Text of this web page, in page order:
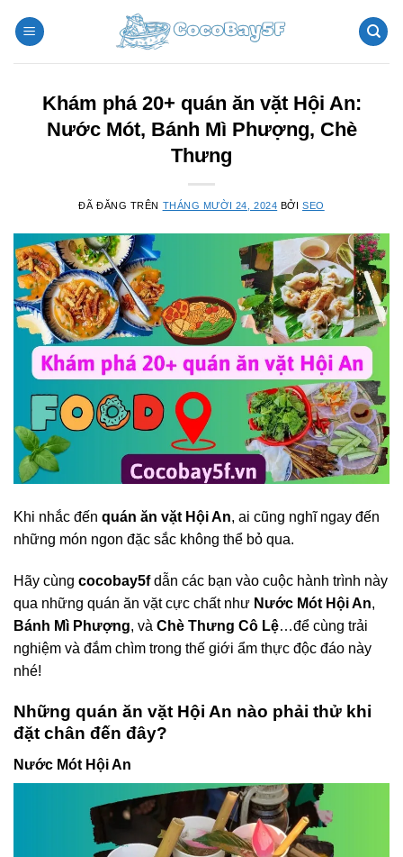
đến
Khám phá 20+ quán ăn vặt Hội An:
Nước Mót, Bánh Mì Phượng, Chè
Thưng
ĐÃ ĐĂNG TRÊN THÁNG MƯỜI 24, 2024 BỞISEO
Khi nhắc đến quán ăn vặt Hội An, ai cũng nghĩ ngay đến
những món ngon đặc sắc không thể bỏ qua.
Hãy cùng cocobay5fdẫn các bạn vào cuộc hành trình này
qua những quán ăn vặt cực chất như Nước Mót Hội An,
Bánh Mì Phượng, và Chè Thưng Cô Lệ…để cùng trải
nghiệm và đắm chìm trong thế giới ẩm thực độc đáo này
nhé!
Những quán ăn vặt Hội An nào phải thử khi
đặt chân đến đây?
Nước Mót Hội An